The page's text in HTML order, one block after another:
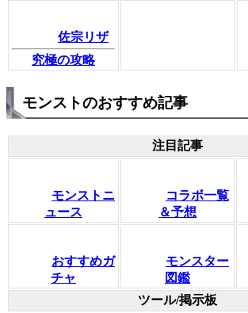
佐宗リザ
究極の攻略
モンストのおすすめ記事
注目記事
モンストニ
ュース
コラボ一覧
＆予想
おすすめガ
チャ
モンスター
図鑑
ツール/掲示板